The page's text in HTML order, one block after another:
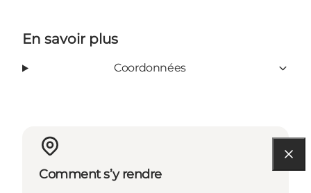
En savoir plus
Coordonnées
Comment s’y rendre